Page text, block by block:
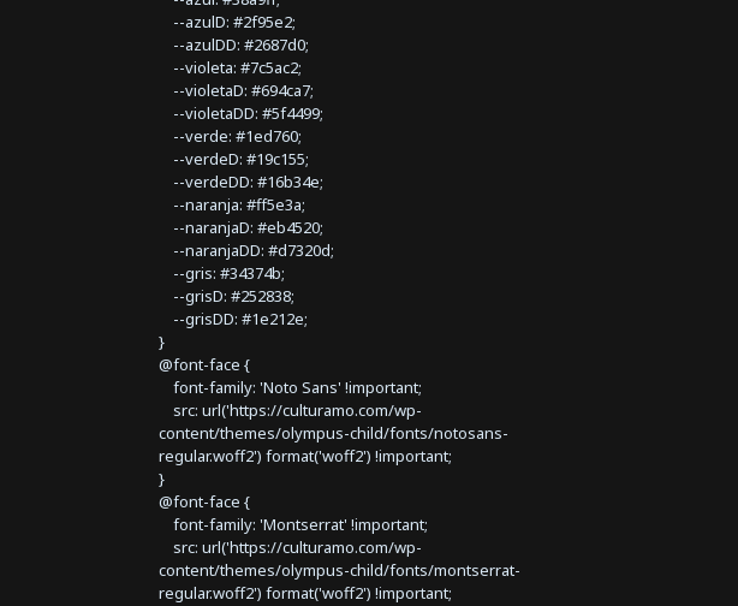
--azulD: #2f95e2;
--azulDD: #2687d0;
--violeta: #7c5ac2;
--violetaD: #694ca7;
--violetaDD: #5f4499;
--verde: #1ed760;
--verdeD: #19c155;
--verdeDD: #16b34e;
--naranja: #ff5e3a;
--naranjaD: #eb4520;
--naranjaDD: #d7320d;
--gris: #34374b;
--grisD: #252838;
--grisDD: #1e212e;
}
@font-face {
font-family: 'Noto Sans' !important;
src: url('https://culturamo.com/wp-
content/themes/olympus-child/fonts/notosans-
regular.woff2') format('woff2') !important;
}
@font-face {
font-family: 'Montserrat' !important;
src: url('https://culturamo.com/wp-
content/themes/olympus-child/fonts/montserrat-
regular.woff2') format('woff2') !important;